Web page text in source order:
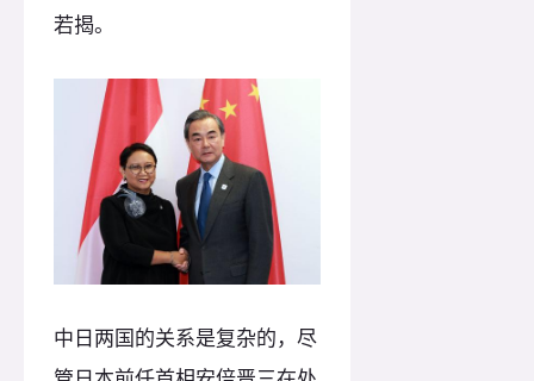
若揭。
中日两国的关系是复杂的，尽